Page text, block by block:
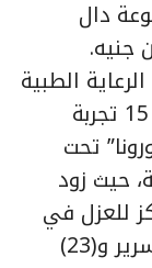
دال
الطبية
عن بعد للمصابين ،وسيكون من ضمن 15 تجربة
تحت
حيث زود
للعزل في
السودان بسعة سريرية اولية (103) سرير و(23)